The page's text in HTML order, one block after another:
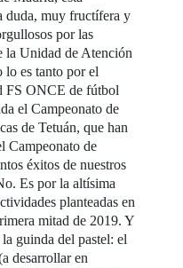
duda, muy fructífera y
por las
la Unidad de Atención
es tanto por el
FS ONCE de fútbol
el Campeonato de
de Tetuán, que han
Campeonato de
éxitos de nuestros
Es por la altísima
planteadas en
mitad de 2019. Y
guinda del pastel: el
desarrollar en